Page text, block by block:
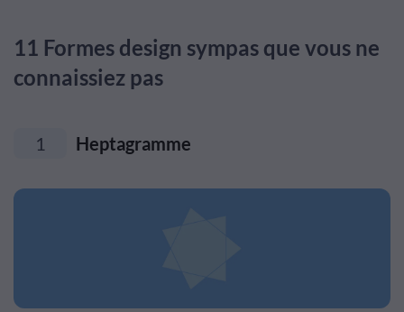
11 Formes design sympas que vous ne
connaissiez pas
1 Heptagramme